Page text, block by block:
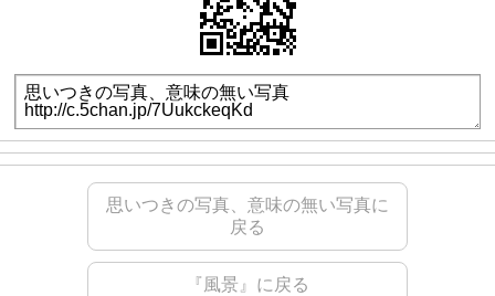
思いつきの写真、意味の無い写真に
戻る
『風景』に戻る